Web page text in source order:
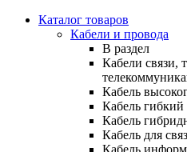
Каталог товаров
Кабели и провода
В раздел
Кабели связи,
Кабель
Кабель гибкий
Кабель
Кабель для
Кабель